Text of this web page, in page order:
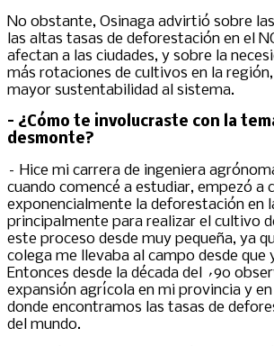
No obstante, Osinaga advirtió sobre
las altas tasas de deforestación en el
afectan a las ciudades, y sobre la
más rotaciones de cultivos en la
mayor sustentabilidad al sistema.
– ¿Cómo te involucraste con la
desmonte?
– Hice mi carrera de ingeniera
cuando comencé a estudiar, empezó a
exponencialmente la deforestación en
principalmente para realizar el cultivo
este proceso desde muy pequeña, ya
colega me llevaba al campo desde que
Entonces desde la década del ´90
expansión agrícola en mi provincia y en
donde encontramos las tasas de
del mundo.